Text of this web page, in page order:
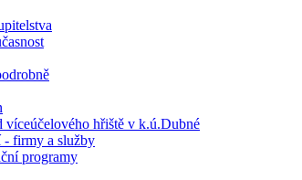
víceúčelového hřiště v k.ú.Dubné
- firmy a služby
programy